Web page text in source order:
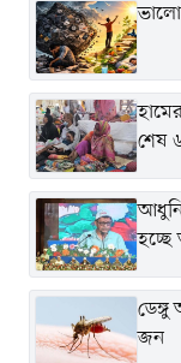
ভালো
শেষ
হচ্ছে
ডেঙ্গু
জন